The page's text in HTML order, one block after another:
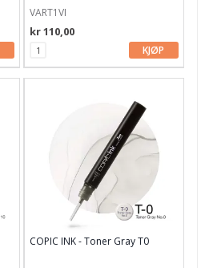
VART1VI
kr 110,00
KJØP
COPIC INK - Toner Gray T0